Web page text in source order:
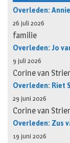
Overleden:
26 juli 2026
familie
Overleden: Jo
9 juli 2026
Corine van
Overleden: Riet
29 juni 2026
Corine van
Overleden: Zus
19 juni 2026